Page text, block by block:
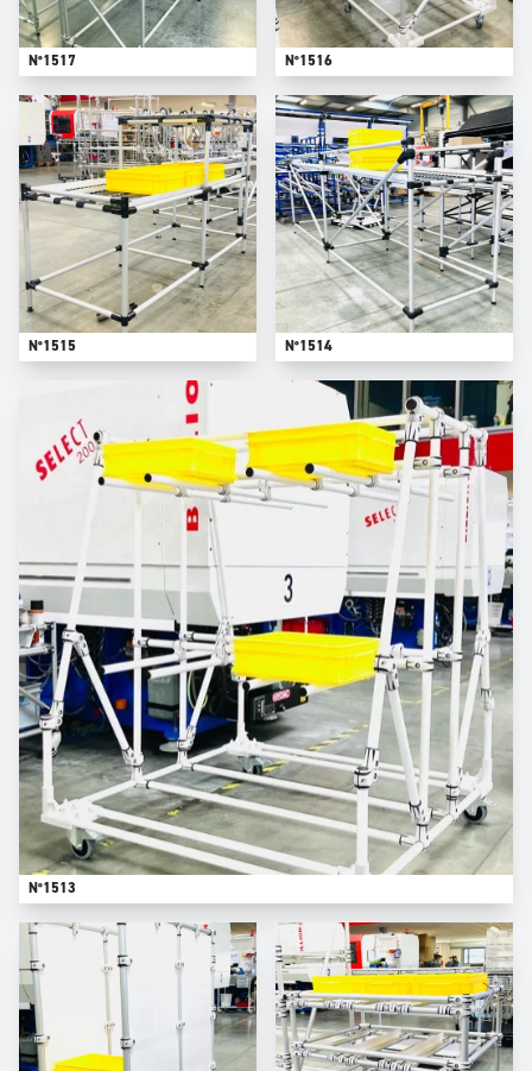
N°1517 N°1516
N°1515 N°1514
N°1513